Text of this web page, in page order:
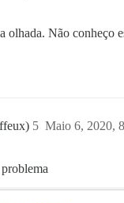
olhada. Não conheço
Maio 6, 2020,
5